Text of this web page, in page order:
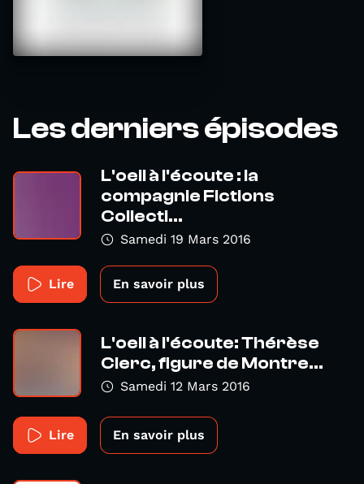
Les derniers épisodes
L'oeil à l'écoute : la
compagnie Fictions
Collecti...
Samedi 19 Mars 2016
Lire En savoir plus
L'oeil à l'écoute: Thérèse
Clerc, figure de Montre...
Samedi 12 Mars 2016
Lire En savoir plus